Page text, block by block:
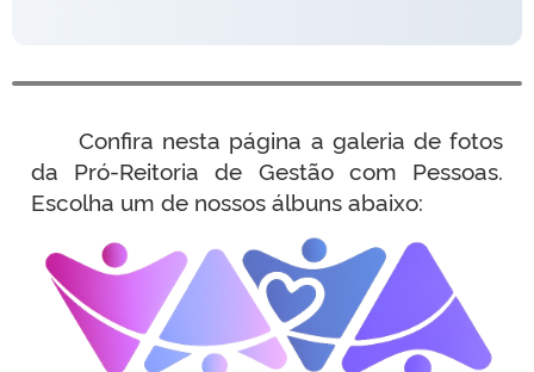
Confira nesta página a galeria de fotos
da Pró-Reitoria de Gestão com Pessoas.
Escolha um de nossos álbuns abaixo: